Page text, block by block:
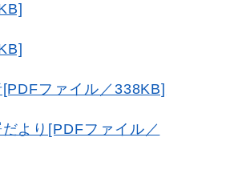
ファイル／338KB]
より[PDFファイル／